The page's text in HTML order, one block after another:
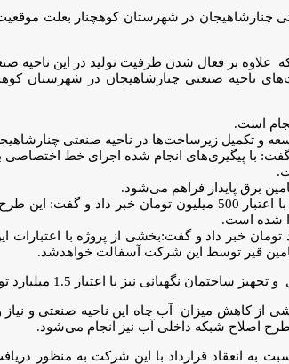
در شهرستان کوهچنار بعلت موقعیت
بر فعال شدن ظرفیت تولید در این ناحیه
است.
و تکمیل زیرساخت‌ها در ناحیه صنعتی
عظیمی همچنین از پایان عملیات اجرایی طرح پل ورودی به این ناحیه
شده است.
از اجرای طرح زيرسازی و آسفالت جاده ورودي با اعتبار 2ميليارد تومان
تامین قیر توسط این شرکت آسفالت خواهدشد.
اعتبار 1.5 ميليارد تومان نیز انجام شده است.
کاهش میزان آب چاه این ناحیه صنعتی و نیاز